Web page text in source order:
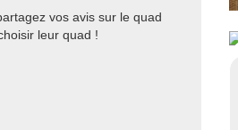
vos avis sur le quad
leur quad !